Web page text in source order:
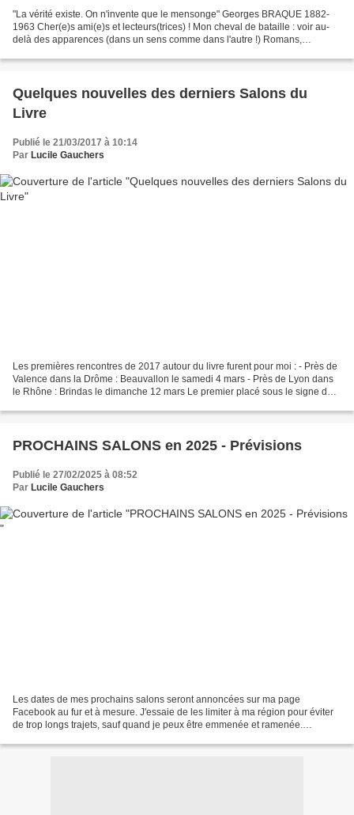
"La vérité existe. On n'invente que le mensonge" Georges BRAQUE 1882-
1963 Cher(e)s ami(e)s et lecteurs(trices) ! Mon cheval de bataille : voir au-
delà des apparences (dans un sens comme dans l'autre !) Romans,
Quelques nouvelles des derniers Salons du
Livre
Publié le 21/03/2017 à 10:14
Par Lucile Gauchers
Les premières rencontres de 2017 autour du livre furent pour moi : - Près de
Valence dans la Drôme : Beauvallon le samedi 4 mars - Près de Lyon dans
le Rhône : Brindas le dimanche 12 mars Le premier placé sous le signe du
PROCHAINS SALONS en 2025 - Prévisions
Publié le 27/02/2025 à 08:52
Par Lucile Gauchers
Les dates de mes prochains salons seront annoncées sur ma page
Facebook au fur et à mesure. J'essaie de les limiter à ma région pour éviter
de trop longs trajets, sauf quand je peux être emmenée et ramenée.